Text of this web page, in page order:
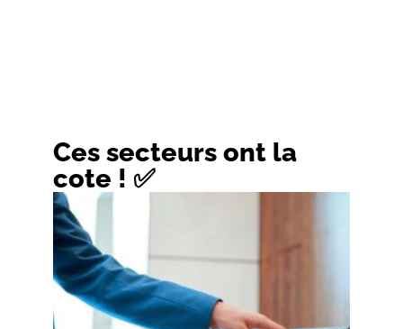
Ces secteurs ont la
cote ! ✅